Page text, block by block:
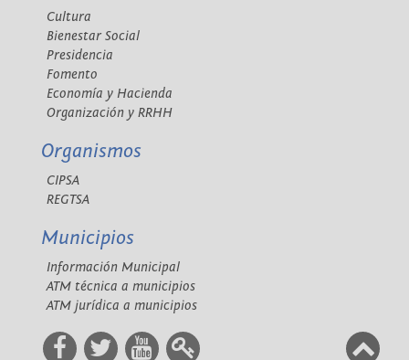
Cultura
Bienestar Social
Presidencia
Fomento
Economía y Hacienda
Organización y RRHH
Organismos
CIPSA
REGTSA
Municipios
Información Municipal
ATM técnica a municipios
ATM jurídica a municipios